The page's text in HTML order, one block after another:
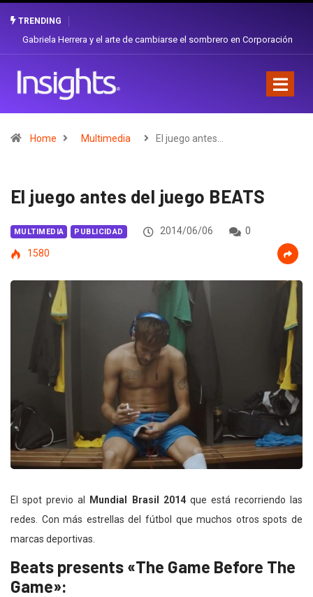
TRENDING
Gabriela Herrera y el arte de cambiarse el sombrero en Corporación
Home Multimedia El juego antes…
El juego antes del juego BEATS
MULTIMEDIA PUBLICIDAD 2014/06/06
0
1580
El spot previo al Mundial Brasil 2014que está recorriendo las
redes. Con más estrellas del fútbol que muchos otros spots de
marcas deportivas.
Beats presents «The Game Before The
Game»: